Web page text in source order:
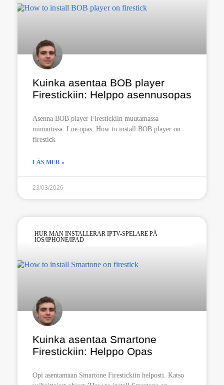
Kuinka asentaa BOB player
Firestickiin: Helppo asennusopas
Asenna BOB player Firestickiin muutamassa
minuutissa. Lue opas: How to install BOB player on
firestick
LÄS MER »
23/03/2026
HUR MAN INSTALLERAR IPTV-SPELARE PÅ
IOS/IPHONE/IPAD
Kuinka asentaa Smartone
Firestickiin: Helppo Opas
Opi asentamaan Smartone Firestickiin helposti. Katso